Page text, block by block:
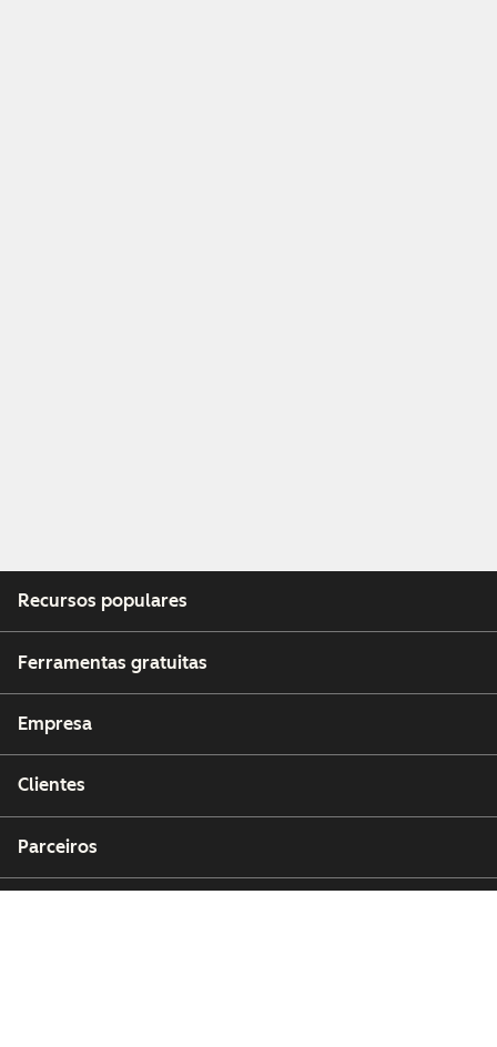
Recursos populares
Ferramentas gratuitas
Empresa
Clientes
Parceiros